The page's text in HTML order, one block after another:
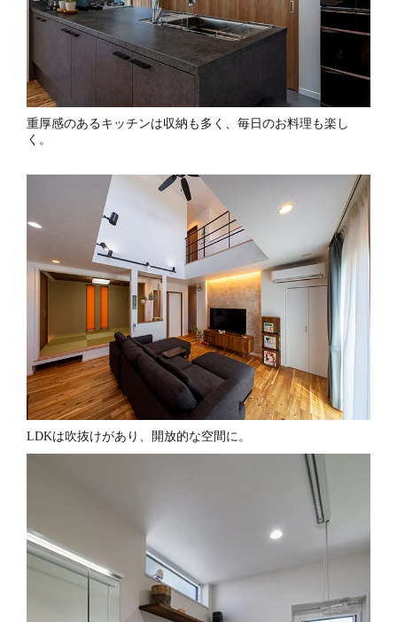
重厚感のあるキッチンは収納も多く、毎日のお料理も楽し
く。
LDKは吹抜けがあり、開放的な空間に。